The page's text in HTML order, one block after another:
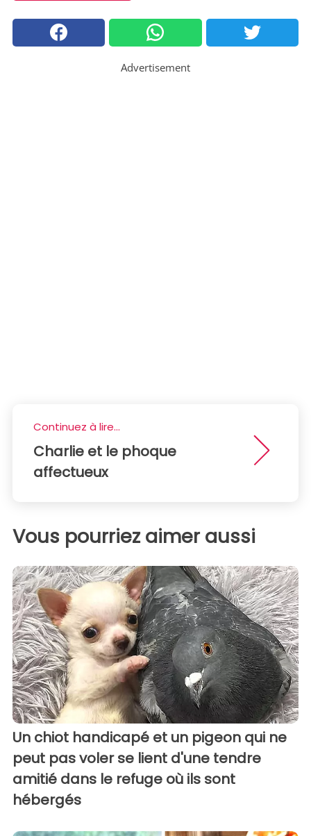
Advertisement
Continuez à lire...
Charlie et le phoque
affectueux
Vous pourriez aimer aussi
Un chiot handicapé et un pigeon qui ne
peut pas voler se lient d'une tendre
amitié dans le refuge où ils sont
hébergés